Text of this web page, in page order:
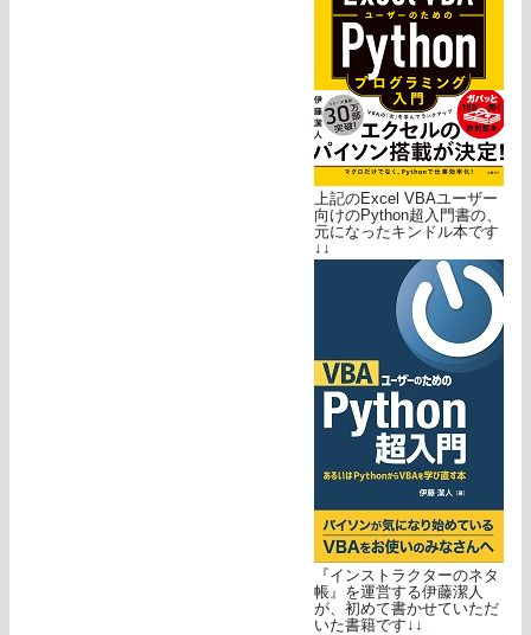
上記のExcel VBAユーザー
向けのPython超入門書の、
元になったキンドル本です
↓↓
『インストラクターのネタ
帳』を運営する伊藤潔人
が、初めて書かせていただ
いた書籍です↓↓